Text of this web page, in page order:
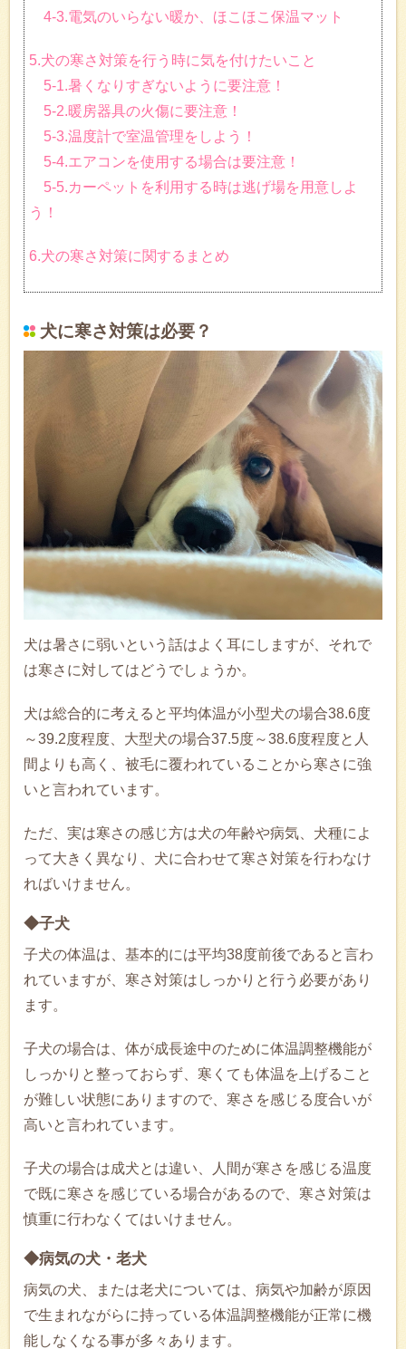
4-3.電気のいらない暖か、ほこほこ保温マット
5.犬の寒さ対策を行う時に気を付けたいこと
5-1.暑くなりすぎないように要注意！
5-2.暖房器具の火傷に要注意！
5-3.温度計で室温管理をしよう！
5-4.エアコンを使用する場合は要注意！
5-5.カーペットを利用する時は逃げ場を用意しよ
う！
6.犬の寒さ対策に関するまとめ
犬に寒さ対策は必要？
犬は暑さに弱いという話はよく耳にしますが、それで
は寒さに対してはどうでしょうか。
犬は総合的に考えると平均体温が小型犬の場合38.6度
～39.2度程度、大型犬の場合37.5度～38.6度程度と人
間よりも高く、被毛に覆われていることから寒さに強
いと言われています。
ただ、実は寒さの感じ方は犬の年齢や病気、犬種によ
って大きく異なり、犬に合わせて寒さ対策を行わなけ
ればいけません。
◆子犬
子犬の体温は、基本的には平均38度前後であると言わ
れていますが、寒さ対策はしっかりと行う必要があり
ます。
子犬の場合は、体が成長途中のために体温調整機能が
しっかりと整っておらず、寒くても体温を上げること
が難しい状態にありますので、寒さを感じる度合いが
高いと言われています。
子犬の場合は成犬とは違い、人間が寒さを感じる温度
で既に寒さを感じている場合があるので、寒さ対策は
慎重に行わなくてはいけません。
◆病気の犬・老犬
病気の犬、または老犬については、病気や加齢が原因
で生まれながらに持っている体温調整機能が正常に機
能しなくなる事が多々あります。